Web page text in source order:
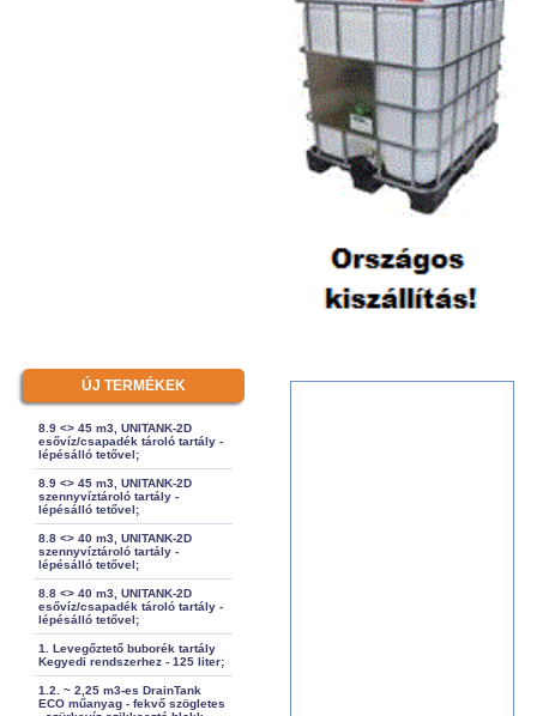
ÚJ TERMÉKEK
8.9 <> 45 m3, UNITANK-2D
esővíz/csapadék tároló tartály -
lépésálló tetővel;
8.9 <> 45 m3, UNITANK-2D
szennyvíztároló tartály -
lépésálló tetővel;
8.8 <> 40 m3, UNITANK-2D
szennyvíztároló tartály -
lépésálló tetővel;
8.8 <> 40 m3, UNITANK-2D
esővíz/csapadék tároló tartály -
lépésálló tetővel;
1. Levegőztető buborék tartály
Kegyedi rendszerhez - 125 liter;
1.2. ~ 2,25 m3-es DrainTank
ECO műanyag - fekvő szögletes